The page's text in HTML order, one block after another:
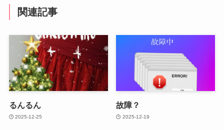
関連記事
るんるん
2025-12-25
故障？
2025-12-19